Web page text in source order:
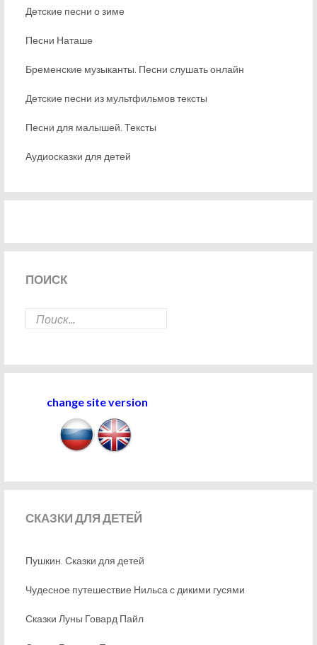
Детские песни о зиме
Песни Наташе
Бременские музыканты. Песни слушать онлайн
Детские песни из мультфильмов тексты
Песни для малышей. Тексты
Аудиосказки для детей
ПОИСК
change site version
СКАЗКИДЛЯ ДЕТЕЙ
Пушкин. Сказки для детей
Чудесное путешествие Нильса с дикими гусями
Сказки Луны Говард Пайл